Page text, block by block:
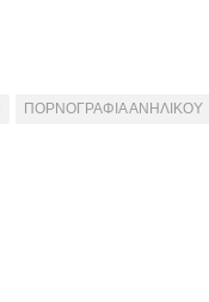
ΠΟΡΝΟΓΡΑΦΙΑ ΑΝΗΛΙΚΟΥ